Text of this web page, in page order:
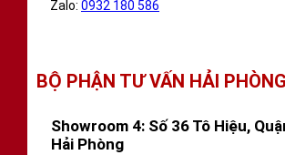
Zalo: 0932 180 586
BỘ PHẬN TƯ VẤN HẢI PHÒNG
Showroom 4: Số 36 Tô Hiệu,
Hải Phòng